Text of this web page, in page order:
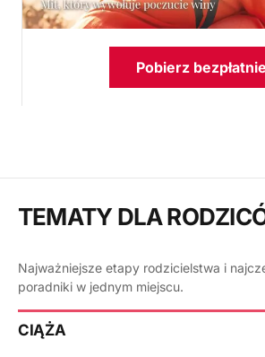
Pobierz bezpłatnie
TEMATY DLA
Najważniejsze etapy rodzicielstwa i
poradniki w jednym miejscu.
CIĄŻA